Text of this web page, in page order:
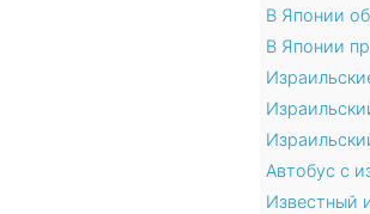
В Японии
В Японии
Автобус с
Известный